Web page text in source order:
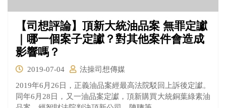
【司想評論】頂新大統油品案 無罪定讞
｜哪一個案子定讞？對其他案件會造成
影響嗎？
2019-07-04
法操司想傳媒
2019年6月26日，正義油品案經最高法院駁回上訴後定讞。
同年6月28日，又一油品案定讞，頂新購買大統銅葉綠素油